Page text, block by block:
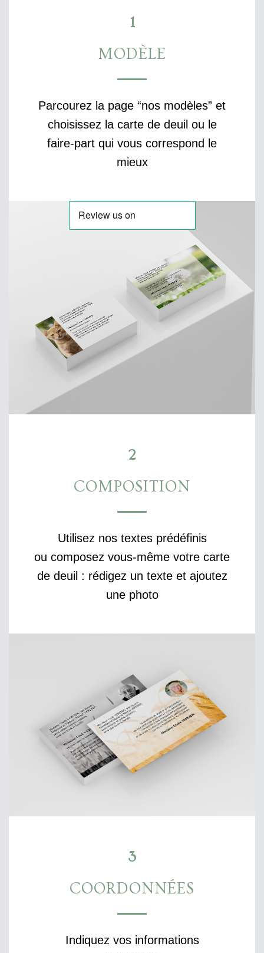
1
MODÈLE
Parcourez la page “nos modèles” et
choisissez la carte de deuil ou le
faire-part qui vous correspond le
mieux
2
COMPOSITION
Utilisez nos textes prédéfinis
ou composez vous-même votre carte
de deuil : rédigez un texte et ajoutez
une photo
3
COORDONNÉES
Indiquez vos informations